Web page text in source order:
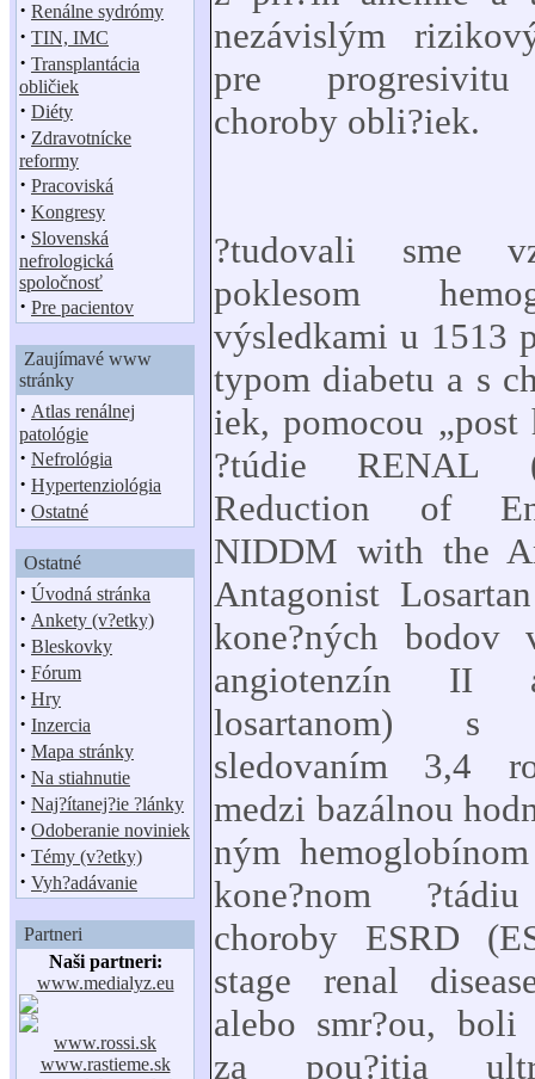
· Renálne sydrómy
· TIN, IMC
· Transplantácia
obličiek
· Diéty
· Zdravotnícke
reformy
· Pracoviská
· Kongresy
· Slovenská
nefrologická
spoločnosť
· Pre pacientov
Zaujímavé www
stránky
· Atlas renálnej
patológie
· Nefrológia
· Hypertenziológia
· Ostatné
Ostatné
· Úvodná stránka
· Ankety (v?etky)
· Bleskovky
· Fórum
· Hry
· Inzercia
· Mapa stránky
· Na stiahnutie
· Naj?ítanej?ie ?lánky
· Odoberanie noviniek
· Témy (v?etky)
· Vyh?adávanie
Partneri
Naši partneri:
www.medialyz.eu
www.rossi.sk
www.rastieme.sk
nezávislým
pre progresivitu
choroby obli?iek.
?tudovali sme
poklesom
výsledkami u 1513
typom diabetu a s
iek, pomocou „post
?túdie RENAL
Reduction of
NIDDM with the
Antagonist
kone?ných
angiotenzín II
losartanom) s
sledovaním 3,4
medzi bazálnou
ným
kone?nom
choroby ESRD
stage renal
alebo smr?ou, boli
za pou?itia